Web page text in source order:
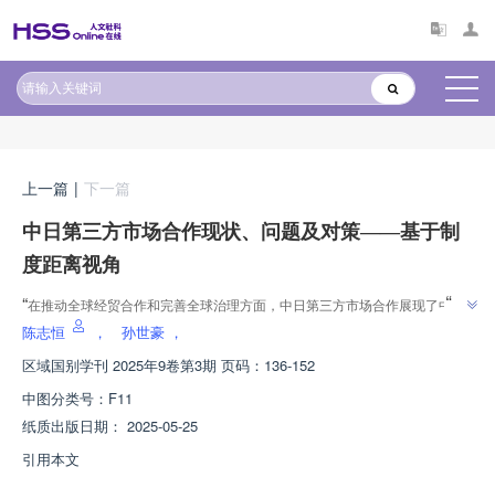
原文太长?试试AI快速理解 AI导读
上一篇 | 下一篇
中日第三方市场合作现状、问题及对策——基于制
度距离视角
“在推动全球经贸合作和完善全球治理方面，中日第三方市场合作展现了中国
特色方案。专家通过案例分析和实证研究，为中日合作良性发展提供新思
”
”
陈志恒 ， 孙世豪 ，
区域国别学刊 2025年9卷第3期 页码：136-152
中图分类号： F11
纸质出版日期： 2025-05-25
引用本文